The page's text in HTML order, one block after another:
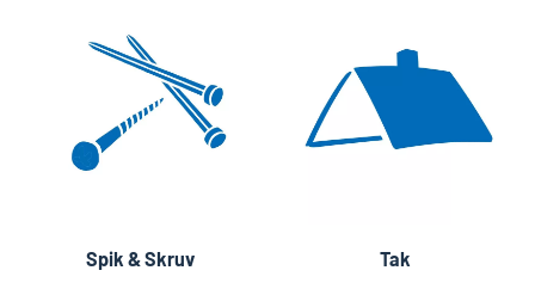
Spik & Skruv Tak